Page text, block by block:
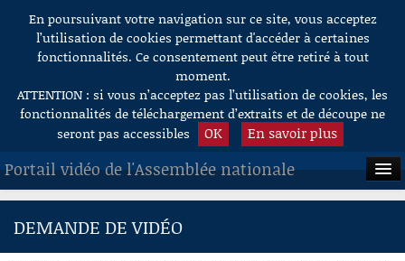
Aller au contenu
En poursuivant votre navigation sur ce site, vous acceptez
l’utilisation de cookies permettant d'accéder à certaines
fonctionnalités. Ce consentement peut être retiré à tout
moment.
ATTENTION : si vous n’acceptez pas l’utilisation de cookies, les
fonctionnalités de téléchargement d’extraits et de découpe ne
seront pas accessibles
OK En savoir plus
Portail vidéo de l'Assemblée nationale
ACCUEIL
DEMANDE DE VIDÉO